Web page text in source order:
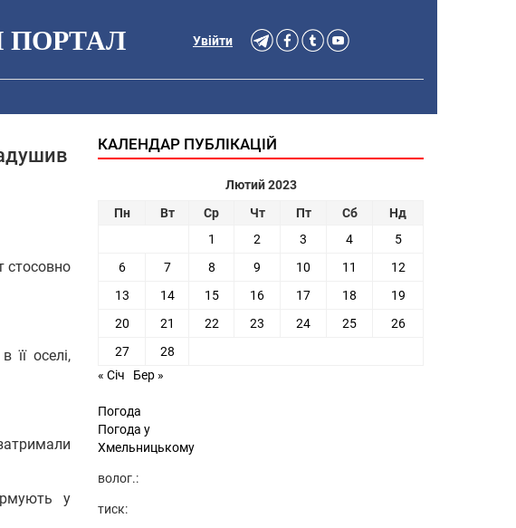
ПОРТАЛ Увійти
стосовно
її оселі,
у
КАЛЕНДАР ПУБЛІКАЦІЙ
Лютий 2023
Пн
Вт Ср Чт Пт Сб
Нд
1
2 3 4
5
6
7 8 9 10 11
12
13
14 15 16 17 18
19
20
21 22 23 24 25
26
27
28
« Січ
Бер »
Погода
Погода у
Хмельницькому
волог.:
тиск: